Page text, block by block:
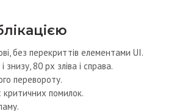
без перекриттів елементами UI.
80 px зліва і справа.
перевороту.
критичних помилок.